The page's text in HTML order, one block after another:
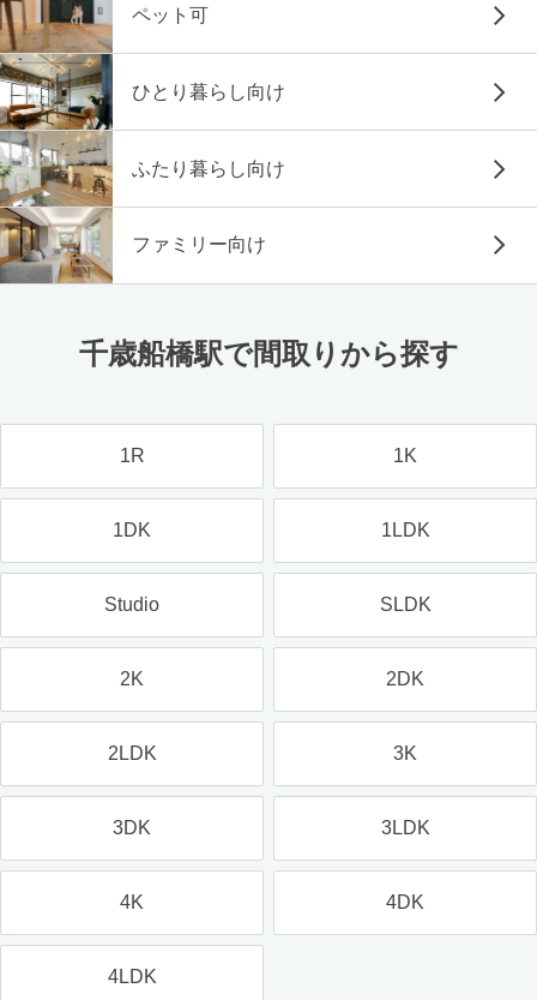
ペット可
ひとり暮らし向け
ふたり暮らし向け
ファミリー向け
千歳船橋駅で間取りから探す
1R 1K
1DK 1LDK
Studio SLDK
2K 2DK
2LDK 3K
3DK 3LDK
4K 4DK
4LDK